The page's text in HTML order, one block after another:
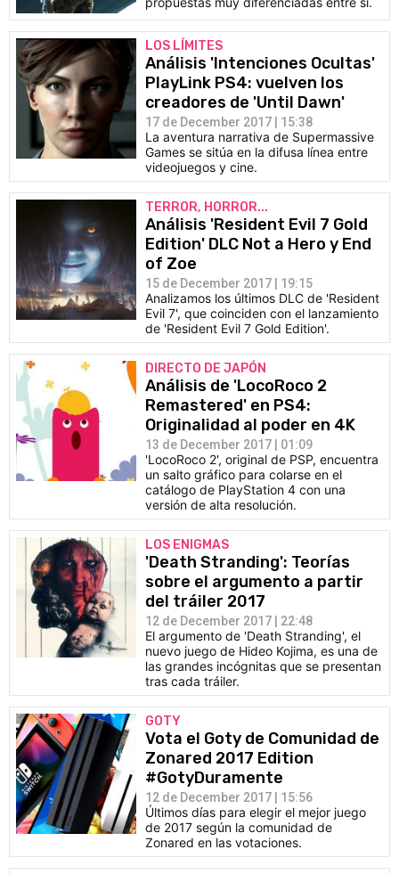
LOS LÍMITES
Análisis 'Intenciones Ocultas'
PlayLink PS4: vuelven los
creadores de 'Until Dawn'
17 de December 2017 | 15:38
La aventura narrativa de Supermassive
Games se sitúa en la difusa línea entre
videojuegos y cine.
TERROR, HORROR...
Análisis 'Resident Evil 7 Gold
Edition' DLC Not a Hero y End
of Zoe
15 de December 2017 | 19:15
Analizamos los últimos DLC de 'Resident
Evil 7', que coinciden con el lanzamiento
de 'Resident Evil 7 Gold Edition'.
DIRECTO DE JAPÓN
Análisis de 'LocoRoco 2
Remastered' en PS4:
Originalidad al poder en 4K
13 de December 2017 | 01:09
'LocoRoco 2', original de PSP, encuentra
un salto gráfico para colarse en el
catálogo de PlayStation 4 con una
versión de alta resolución.
LOS ENIGMAS
'Death Stranding': Teorías
sobre el argumento a partir
del tráiler 2017
12 de December 2017 | 22:48
El argumento de 'Death Stranding', el
nuevo juego de Hideo Kojima, es una de
las grandes incógnitas que se presentan
tras cada tráiler.
GOTY
Vota el Goty de Comunidad de
Zonared 2017 Edition
#GotyDuramente
12 de December 2017 | 15:56
Últimos días para elegir el mejor juego
de 2017 según la comunidad de
Zonared en las votaciones.